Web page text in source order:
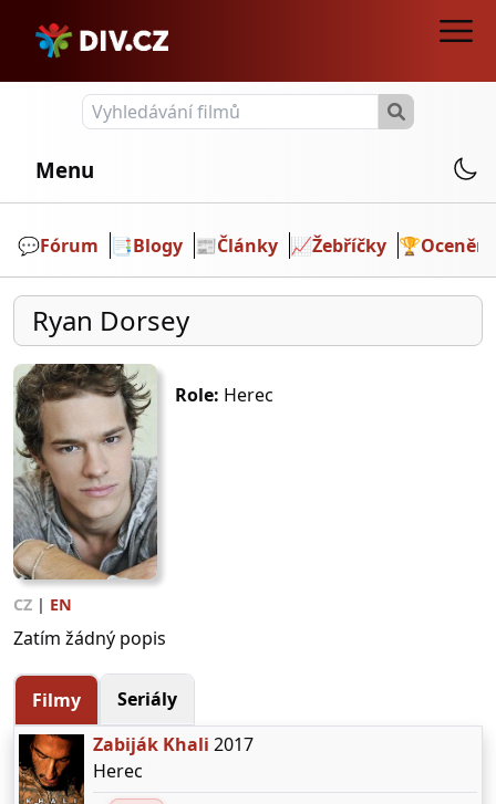
Menu
💬️Fórum 📑Blogy 📰Články 📈Žebříčky 🏆Ocenění
Ryan Dorsey
Role: Herec
CZ | EN
Zatím žádný popis
Filmy
Seriály
Zabiják Khali 2017
Herec